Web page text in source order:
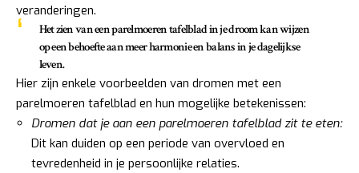
veranderingen.
Het zien van een parelmoeren tafelblad in je droom kan wijzen
op een behoefte aan meer harmonie en balans in je dagelijkse
leven.
Hier zijn enkele voorbeelden van dromen met een
parelmoeren tafelblad en hun mogelijke betekenissen:
Dromen dat je aan een parelmoeren tafelblad zit te eten:
Dit kan duiden op een periode van overvloed en
tevredenheid in je persoonlijke relaties.